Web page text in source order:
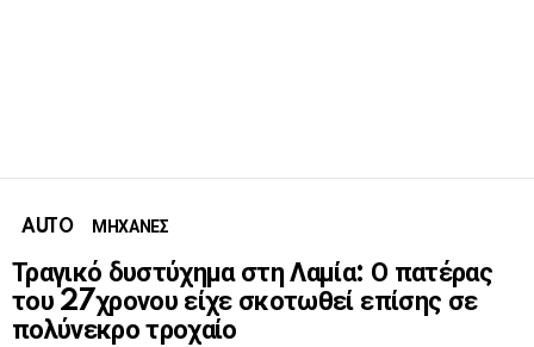
AUTO ΜΗΧΑΝΕΣ
Τραγικό δυστύχημα στη Λαμία: Ο πατέρας
του 27χρονου είχε σκοτωθεί επίσης σε
πολύνεκρο τροχαίο